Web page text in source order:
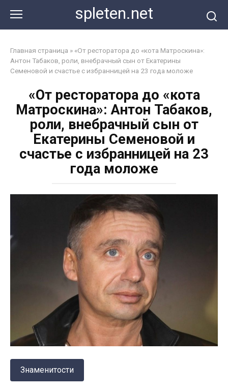
контенту
spleten.net
Главная страница » «От ресторатора до «кота Матроскина»:
Антон Табаков, роли, внебрачный сын от Екатерины
Семеновой и счастье с избранницей на 23 года моложе
«От ресторатора до «кота
Матроскина»: Антон Табаков,
роли, внебрачный сын от
Екатерины Семеновой и
счастье с избранницей на 23
года моложе
Знаменитости